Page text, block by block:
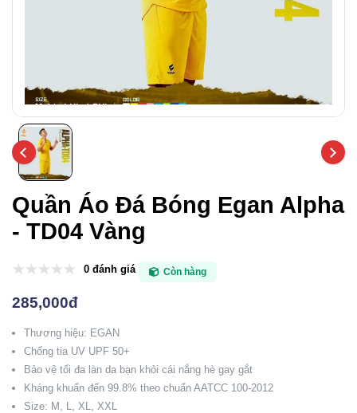
Quần Áo Đá Bóng Egan Alpha
- TD04 Vàng
0 đánh giá Còn hàng
285,000đ
Thương hiệu: EGAN
Chống tia UV UPF 50+
Bảo vệ tối đa làn da bạn khỏi cái nắng hè gay gắt
Kháng khuẩn đến 99.8% theo chuẩn AATCC 100-2012
Size: M, L, XL, XXL